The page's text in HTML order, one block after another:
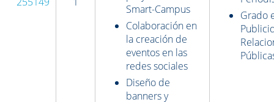
Smart-Campus
Colaboración en
la creación de
eventos en las
redes sociales
Diseño de
banners y
Grado